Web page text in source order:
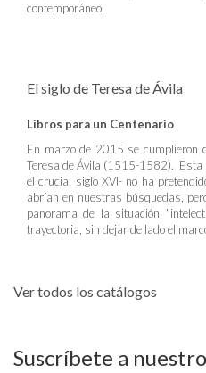
contemporáneo.
El siglo de Teresa de Ávila
Libros para un Centenario
En marzo de 2015 se cumplieron
Teresa de Ávila (1515-1582). Esta
el crucial siglo XVI- no ha
abrían en nuestras búsquedas,
panorama de la situación
trayectoria, sin dejar de lado el
Ver todos los catálogos
Suscríbete a